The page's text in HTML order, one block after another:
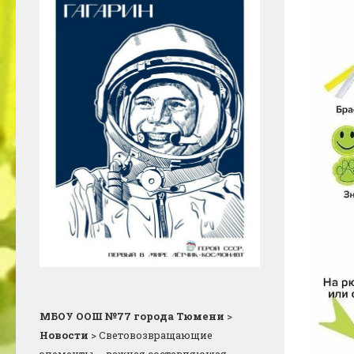
МБОУ ООШ №77 города Тюмени >
Новости >Световозвращающие